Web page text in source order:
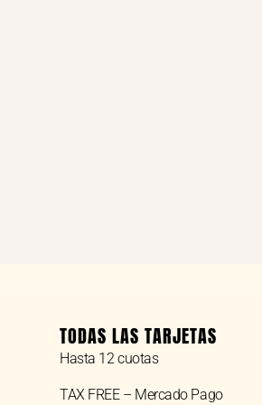
TODAS LAS TARJETAS
Hasta 12 cuotas
TAX FREE – Mercado Pago